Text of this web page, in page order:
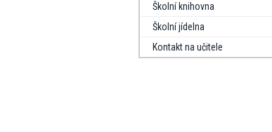
Školní knihovna
Školní jídelna
Kontakt na učitele